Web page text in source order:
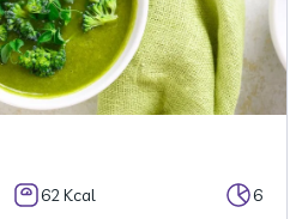
62 Kcal 6